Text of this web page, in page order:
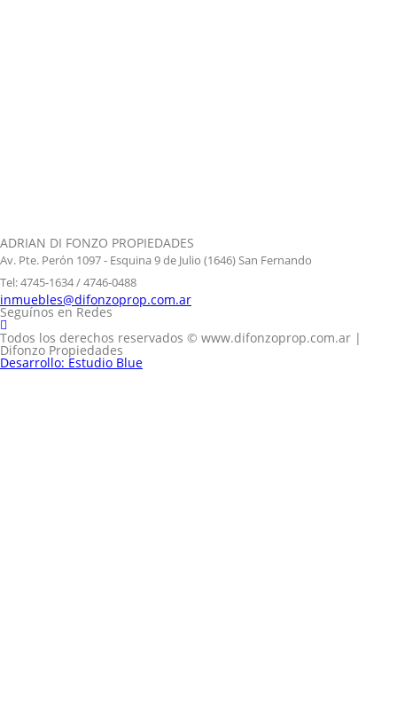
ADRIAN DI FONZO PROPIEDADES
Av. Pte. Perón 1097 - Esquina 9 de Julio (1646) San Fernando
Tel: 4745-1634 / 4746-0488
inmuebles@difonzoprop.com.ar
Seguínos en Redes
Todos los derechos reservados © www.difonzoprop.com.ar |
Difonzo Propiedades
Desarrollo: Estudio Blue